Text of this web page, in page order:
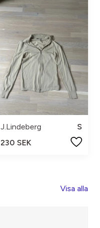
J.Lindeberg
S
230 SEK
Visa alla